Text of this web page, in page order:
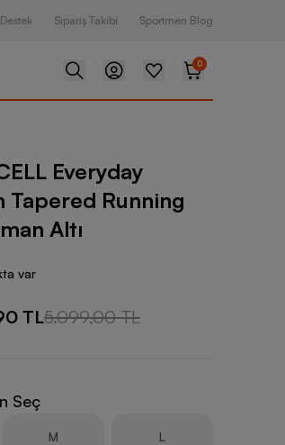
Sipariş Takibi Sportmen Blog
0
Tapered Running Erkek Eşofman Altı
Everyday
Tapered Running
Altı
var
TL5.099,00 TL
Seç
M L